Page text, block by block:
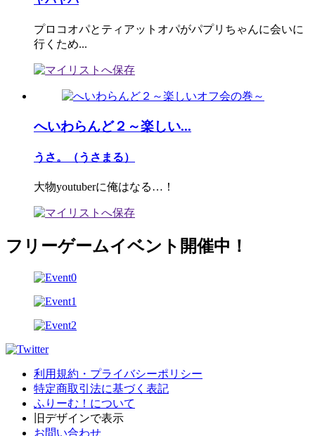
プロコオパとティアットオパがパプリちゃんに会いに
行くため...
へいわらんど２～楽しい...
うさ。（うさまる）
大物youtuberに俺はなる…！
フリーゲームイベント開催中！
利用規約・プライバシーポリシー
特定商取引法に基づく表記
ふりーむ！について
旧デザインで表示
お問い合わせ